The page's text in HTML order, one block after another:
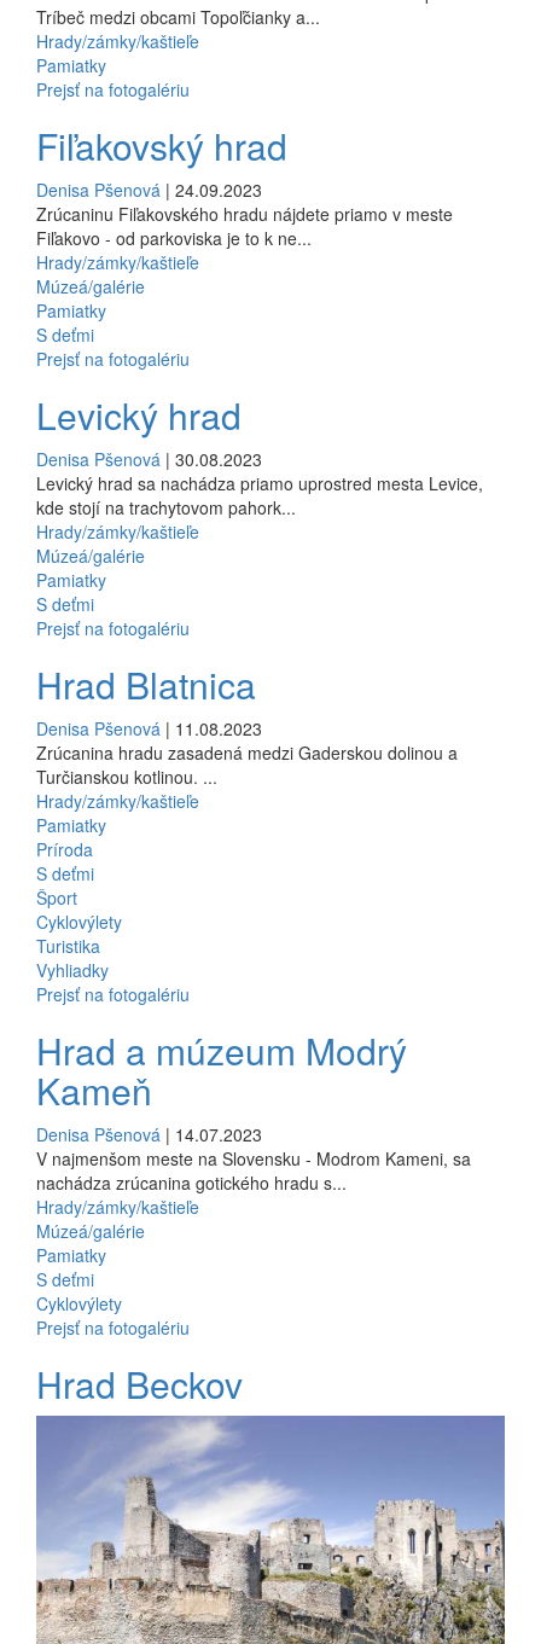
Tríbeč medzi obcami Topoľčianky a...
Hrady/zámky/kaštieľe
Pamiatky
Prejsť na fotogalériu
Fiľakovský hrad
Denisa Pšenová | 24.09.2023
Zrúcaninu Fiľakovského hradu nájdete priamo v meste
Fiľakovo - od parkoviska je to k ne...
Hrady/zámky/kaštieľe
Múzeá/galérie
Pamiatky
S deťmi
Prejsť na fotogalériu
Levický hrad
Denisa Pšenová | 30.08.2023
Levický hrad sa nachádza priamo uprostred mesta Levice,
kde stojí na trachytovom pahork...
Hrady/zámky/kaštieľe
Múzeá/galérie
Pamiatky
S deťmi
Prejsť na fotogalériu
Hrad Blatnica
Denisa Pšenová | 11.08.2023
Zrúcanina hradu zasadená medzi Gaderskou dolinou a
Turčianskou kotlinou. ...
Hrady/zámky/kaštieľe
Pamiatky
Príroda
S deťmi
Šport
Cyklovýlety
Turistika
Vyhliadky
Prejsť na fotogalériu
Hrad a múzeum Modrý
Kameň
Denisa Pšenová | 14.07.2023
V najmenšom meste na Slovensku - Modrom Kameni, sa
nachádza zrúcanina gotického hradu s...
Hrady/zámky/kaštieľe
Múzeá/galérie
Pamiatky
S deťmi
Cyklovýlety
Prejsť na fotogalériu
Hrad Beckov